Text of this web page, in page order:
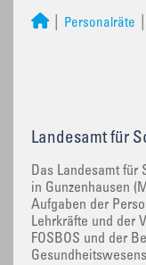
Personalräte
Landesamt für
Das Landesamt für
in Gunzenhausen
Aufgaben der
Lehrkräfte und der
FOSBOS und der